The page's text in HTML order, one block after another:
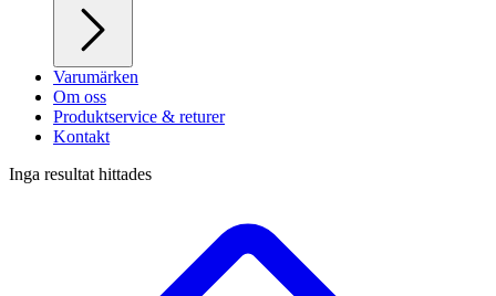
Varumärken
Om oss
Produktservice & returer
Kontakt
Inga resultat hittades